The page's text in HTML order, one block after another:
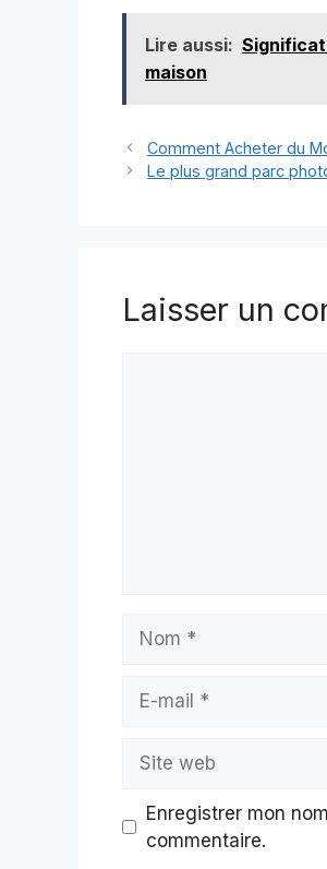
Lire aussi:
maison
Comment Acheter du
Le plus grand parc
Laisser un
mail
web
Enregistrer mon
commentaire.